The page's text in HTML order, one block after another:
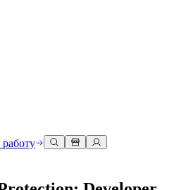
пользователя и ссылки на API
и соединяться